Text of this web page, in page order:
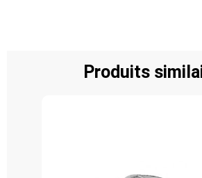
Produits